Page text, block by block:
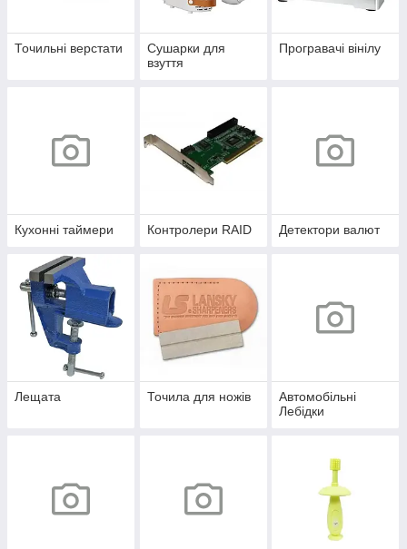
Точильні верстати
Сушарки для
взуття
Програвачі вінілу
Кухонні таймери Контролери RAID Детектори валют
Лещата Точила для ножів
Автомобільні
Лебідки